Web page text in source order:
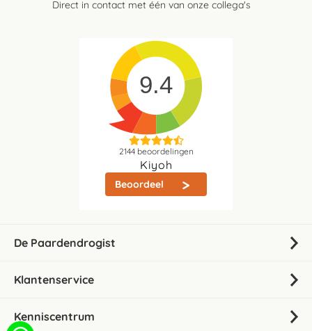
Direct in contact met één van onze collega's
9.4
2144beoordelingen
Kiyoh
Beoordeel
De Paardendrogist
Klantenservice
Kenniscentrum